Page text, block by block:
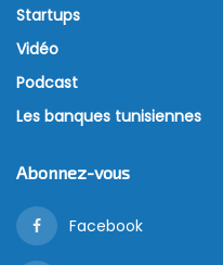
Startups
Vidéo
Podcast
Les banques tunisiennes
Abonnez-vous
Facebook